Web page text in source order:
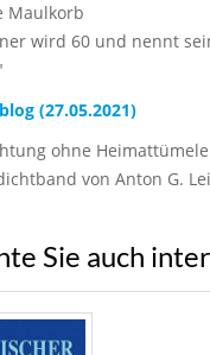
Maulkorb
wird 60 und nennt
(27.05.2021)
ohne
von Anton G.
Sie auch